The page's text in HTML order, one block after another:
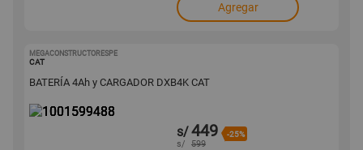
Agregar
MEGACONSTRUCTORESPE
CAT
BATERÍA 4Ah y CARGADOR DXB4K CAT
s/449 -25%
s/ 599